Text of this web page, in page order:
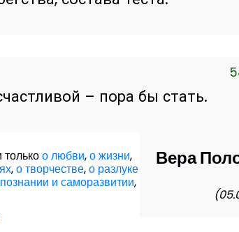
– пора бы стать.
Вера
толькоо любви,о жизни,
,о творчестве,о разлуке
и саморазвитии,